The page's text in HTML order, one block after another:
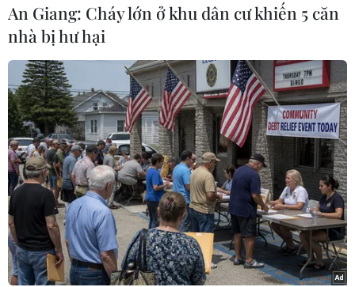
Quân đội Mỹ cam kết duy trì hoạt động
tuần tra Biển Đông
18/08/2019 14:56
Tham mưu trưởng không quân Mỹ David Goldfein tái
khẳng định cam kết chính quyền Washington sẽ điều
chiến hạm hoặc máy bay tuần tra tại bất cứ khu vực
hoặc bất cứ thời điểm nào trên Biển Đông.
An Giang: Cháy lớn ở khu dân cư khiến 5 căn
nhà bị hư hại